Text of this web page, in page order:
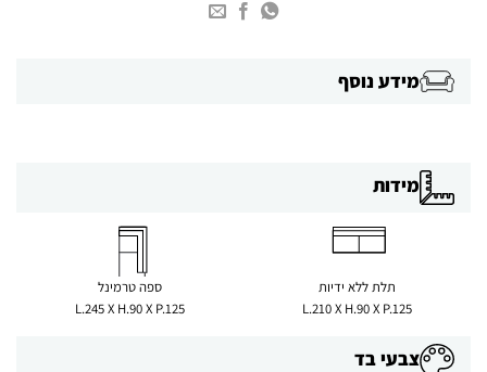
מידע נוסף
מידות
תלת ללא ידיות
L.210 X H.90 X P.125
ספה טרמינל
L.245 X H.90 X P.125
צבעי בד